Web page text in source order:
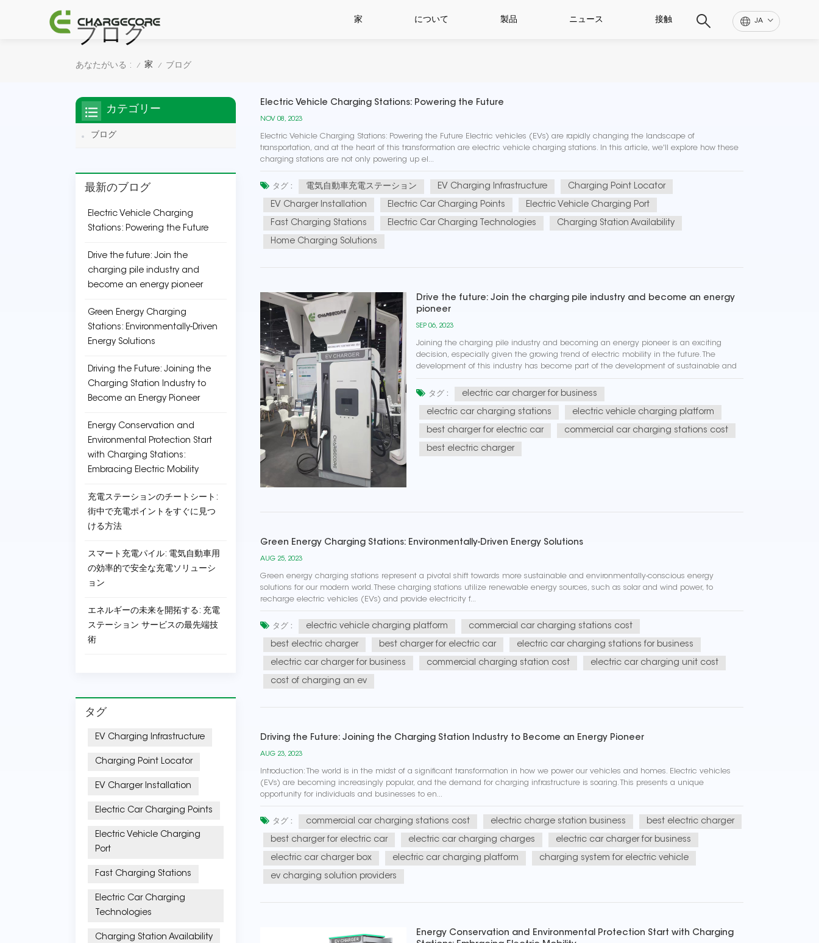
JA
家 について 製品 ニュース 接触
ブログ
あなたがいる : / 家 / ブログ
Electric Vehicle Charging Stations: Powering the Future
NOV 08, 2023
Electric Vehicle Charging Stations: Powering the Future Electric vehicles (EVs) are rapidly changing the landscape of
transportation, and at the heart of this transformation are electric vehicle charging stations. In this article, we'll explore how these
charging stations are not only powering up el...
タグ : 電気自動車充電ステーション EV Charging Infrastructure Charging Point Locator
EV Charger Installation Electric Car Charging Points Electric Vehicle Charging Port
Fast Charging Stations Electric Car Charging Technologies Charging Station Availability
Home Charging Solutions
Drive the future: Join the charging pile industry and become an energy
pioneer
SEP 06, 2023
Joining the charging pile industry and becoming an energy pioneer is an exciting
decision, especially given the growing trend of electric mobility in the future. The
development of this industry has become part of the development of sustainable and
renewable energy sources, while also helping to red...
タグ : electric car charger for business
electric car charging stations electric vehicle charging platform
best charger for electric car commercial car charging stations cost
best electric charger
Green Energy Charging Stations: Environmentally-Driven Energy Solutions
AUG 25, 2023
Green energy charging stations represent a pivotal shift towards more sustainable and environmentally-conscious energy
solutions for our modern world. These charging stations utilize renewable energy sources, such as solar and wind power, to
recharge electric vehicles (EVs) and provide electricity f...
タグ : electric vehicle charging platform commercial car charging stations cost
best electric charger best charger for electric car electric car charging stations for business
electric car charger for business commercial charging station cost electric car charging unit cost
cost of charging an ev
Driving the Future: Joining the Charging Station Industry to Become an Energy Pioneer
AUG 23, 2023
Introduction: The world is in the midst of a significant transformation in how we power our vehicles and homes. Electric vehicles
(EVs) are becoming increasingly popular, and the demand for charging infrastructure is soaring. This presents a unique
opportunity for individuals and businesses to en...
タグ : commercial car charging stations cost electric charge station business best electric charger
best charger for electric car electric car charging charges electric car charger for business
electric car charger box electric car charging platform charging system for electric vehicle
ev charging solution providers
Energy Conservation and Environmental Protection Start with Charging
カテゴリー
ブログ
最新のブログ
Electric Vehicle Charging
Stations: Powering the Future
Drive the future: Join the
charging pile industry and
become an energy pioneer
Green Energy Charging
Stations: Environmentally-Driven
Energy Solutions
Driving the Future: Joining the
Charging Station Industry to
Become an Energy Pioneer
Energy Conservation and
Environmental Protection Start
with Charging Stations:
Embracing Electric Mobility
充電ステーションのチートシート:
街中で充電ポイントをすぐに見つ
ける方法
スマート充電パイル: 電気自動車用
の効率的で安全な充電ソリューシ
ョン
エネルギーの未来を開拓する: 充電
ステーション サービスの最先端技
術
タグ
EV Charging Infrastructure
Charging Point Locator
EV Charger Installation
Electric Car Charging Points
Electric Vehicle Charging
Port
Fast Charging Stations
Electric Car Charging
Technologies
Charging Station Availability